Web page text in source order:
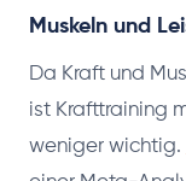
Muskeln und
Da Kraft und
ist Krafttraining
weniger wichtig.